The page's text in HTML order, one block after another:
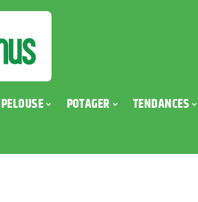
PELOUSE POTAGER TENDANCES